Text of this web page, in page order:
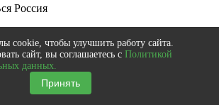
Россия
заявки вбанкпо данному
онлайн заявки, либо выберите
cookie, чтобы улучшить работу сайта.
сайт, вы соглашаетесь с Политикой
данных.
Принять